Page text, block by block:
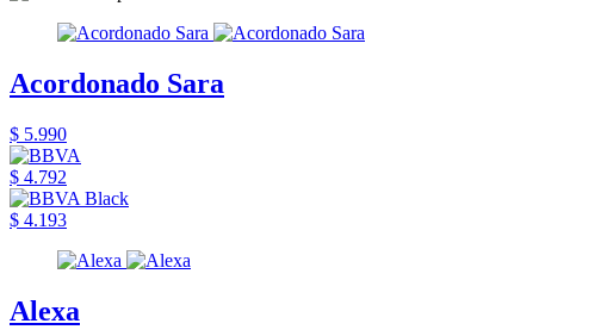
Acordonado Sara
$ 5.990
$ 4.792
$ 4.193
Alexa